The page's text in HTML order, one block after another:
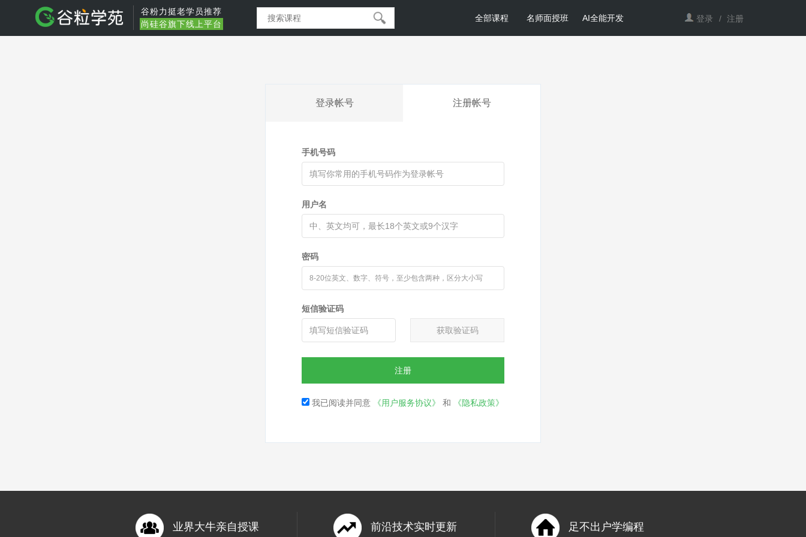
谷粉力挺老学员推荐
尚硅谷旗下线上平台
全部课程 名师面授班 AI全能开发 登录 / 注册
登录帐号 注册帐号
手机号码
用户名
密码
短信验证码
获取验证码
注册
我已阅读并同意 《用户服务协议》 和 《隐私政策》
业界大牛亲自授课 前沿技术实时更新 足不出户学编程